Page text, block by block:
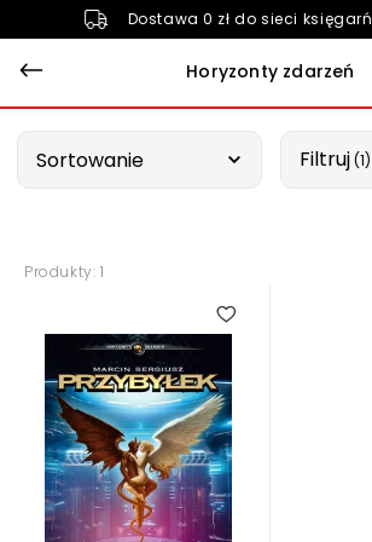
Dostawa 0 zł do sieci księgarń
Horyzonty zdarzeń
Sortowanie Filtruj (1)
Produkty: 1